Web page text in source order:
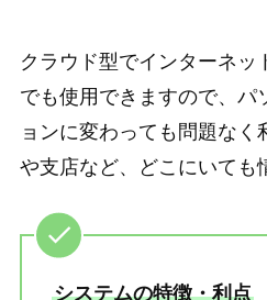
クラウド型でインターネッ
でも使用できますので、パ
ョンに変わっても問題な
や支店など、どこにいても
システムの特徴・利点